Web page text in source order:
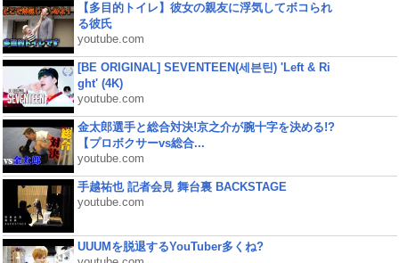
【多目的トイレ】彼女の親友に浮気してボコられ
る彼氏
youtube.com
[BE ORIGINAL] SEVENTEEN(세븐틴) 'Left & Ri
ght' (4K)
youtube.com
金太郎選手と総合対決!京之介が腕十字を決める!?
【プロボクサーvs総合...
youtube.com
手越祐也 記者会見 舞台裏 BACKSTAGE
youtube.com
UUUMを脱退するYouTuber多くね?